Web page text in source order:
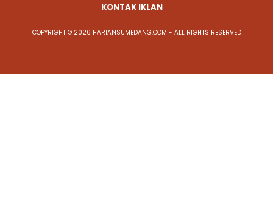
KONTAK IKLAN
COPYRIGHT © 2026 HARIANSUMEDANG.COM - ALL RIGHTS RESERVED